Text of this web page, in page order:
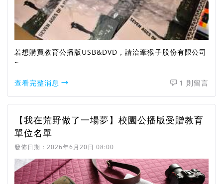
若想購買教育公播版USB&DVD，請洽牽猴子股份有限公司
~
查看完整消息 1 則留言
【我在荒野做了一場夢】校園公播版受贈教育
單位名單
發佈日期： 2026年6月20日 08:00